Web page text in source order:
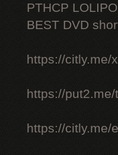
PTHCP
BEST DVD
https://citly.me/
https://put2.me/
https://citly.me/